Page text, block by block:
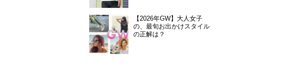
【2026年GW】大人女子
の、最旬お出かけスタイル
の正解は？